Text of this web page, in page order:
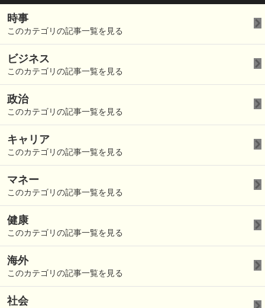
時事
このカテゴリの記事一覧を見る
ビジネス
このカテゴリの記事一覧を見る
政治
このカテゴリの記事一覧を見る
キャリア
このカテゴリの記事一覧を見る
マネー
このカテゴリの記事一覧を見る
健康
このカテゴリの記事一覧を見る
海外
このカテゴリの記事一覧を見る
社会